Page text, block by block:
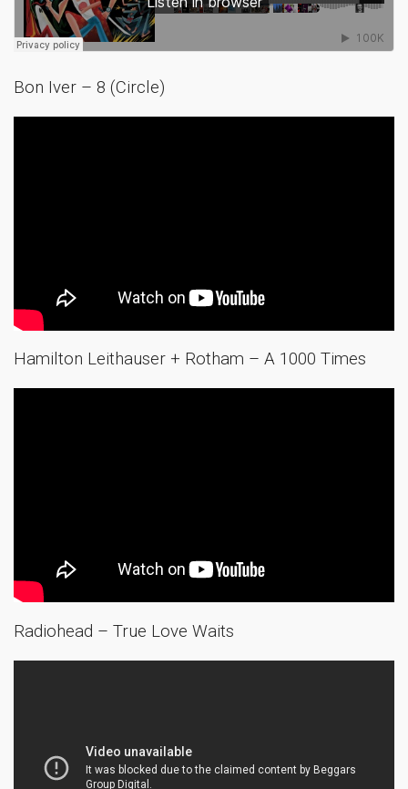
Bon Iver – 8 (Circle)
Hamilton Leithauser + Rotham – A 1000 Times
Radiohead – True Love Waits